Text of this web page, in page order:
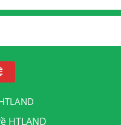
HTLAND